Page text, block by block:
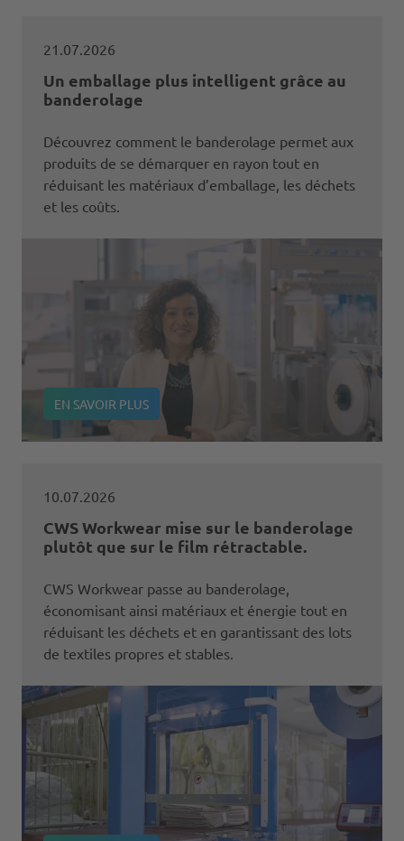
21.07.2026
Un emballage plus intelligent grâce au
banderolage
Découvrez comment le banderolage permet aux
produits de se démarquer en rayon tout en
réduisant les matériaux d’emballage, les déchets
et les coûts.
EN SAVOIR PLUS
10.07.2026
CWS Workwear mise sur le banderolage
plutôt que sur le film rétractable.
CWS Workwear passe au banderolage,
économisant ainsi matériaux et énergie tout en
réduisant les déchets et en garantissant des lots
de textiles propres et stables.